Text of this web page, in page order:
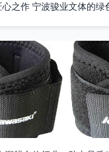
之作 宁波骏业文体的绿